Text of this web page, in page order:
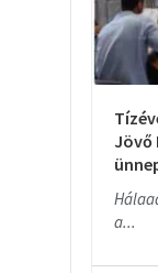
Jövő
a...